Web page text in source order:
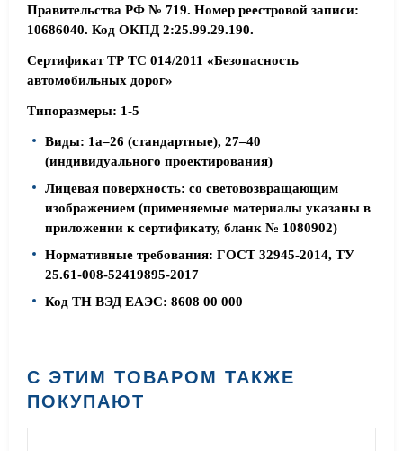
Правительства РФ № 719. Номер реестровой записи:
10686040. Код ОКПД 2:25.99.29.190.
Сертификат ТР ТС 014/2011 «Безопасность
автомобильных дорог»
Типоразмеры: 1-5
Виды: 1а–26 (стандартные), 27–40
(индивидуального проектирования)
Лицевая поверхность: со световозвращающим
изображением (применяемые материалы указаны в
приложении к сертификату, бланк № 1080902)
Нормативные требования: ГОСТ 32945-2014, ТУ
25.61-008-52419895-2017
Код ТН ВЭД ЕАЭС: 8608 00 000
С ЭТИМ ТОВАРОМ ТАКЖЕ
ПОКУПАЮТ